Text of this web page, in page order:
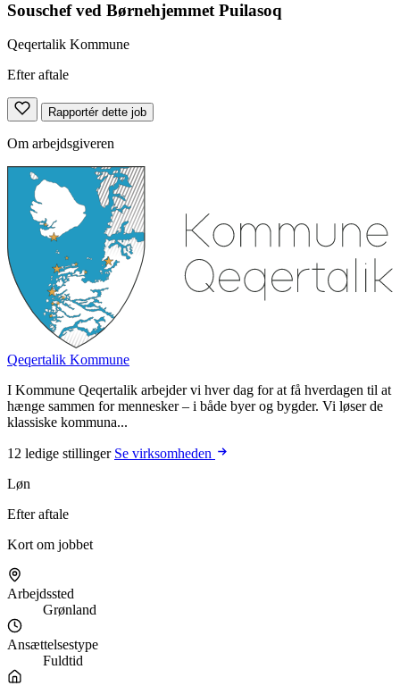
Souschef ved Børnehjemmet Puilasoq
Qeqertalik Kommune
Efter aftale
Rapportér dette job
Om arbejdsgiveren
Qeqertalik Kommune
I Kommune Qeqertalik arbejder vi hver dag for at få hverdagen til at
hænge sammen for mennesker – i både byer og bygder. Vi løser de
klassiske kommuna...
12 ledige stillinger Se virksomheden
Løn
Efter aftale
Kort om jobbet
Arbejdssted
Grønland
Ansættelsestype
Fuldtid